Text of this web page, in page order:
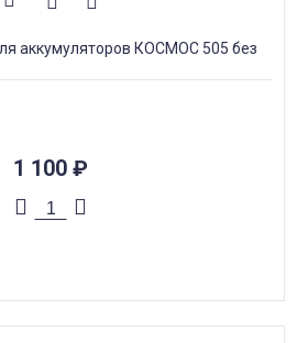
аккумуляторов КОСМОС 505 без
1 100 ₽